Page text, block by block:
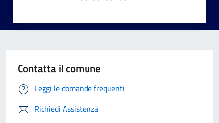
Contatta il comune
Leggi le domande frequenti
Richiedi Assistenza